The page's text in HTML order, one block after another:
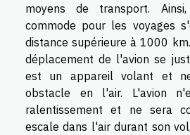
moyens de transport.
commode pour les voyages
distance supérieure à 1000
déplacement de l'avion se
est un appareil volant et
obstacle en l'air. L'avion
ralentissement et ne sera
escale dans l'air durant son